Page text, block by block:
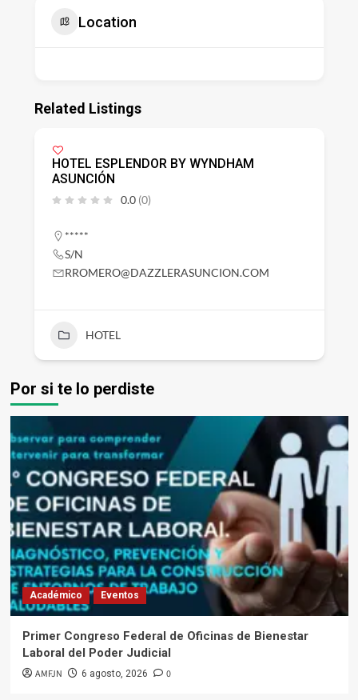
Location
Related Listings
HOTEL ESPLENDOR BY WYNDHAM
ASUNCIÓN
0.0 (0)
*****
S/N
RROMERO@DAZZLERASUNCION.COM
HOTEL
Por si te lo perdiste
Académico Eventos
Primer Congreso Federal de Oficinas de Bienestar
Laboral del Poder Judicial
AMFJN 6 agosto, 2026 0